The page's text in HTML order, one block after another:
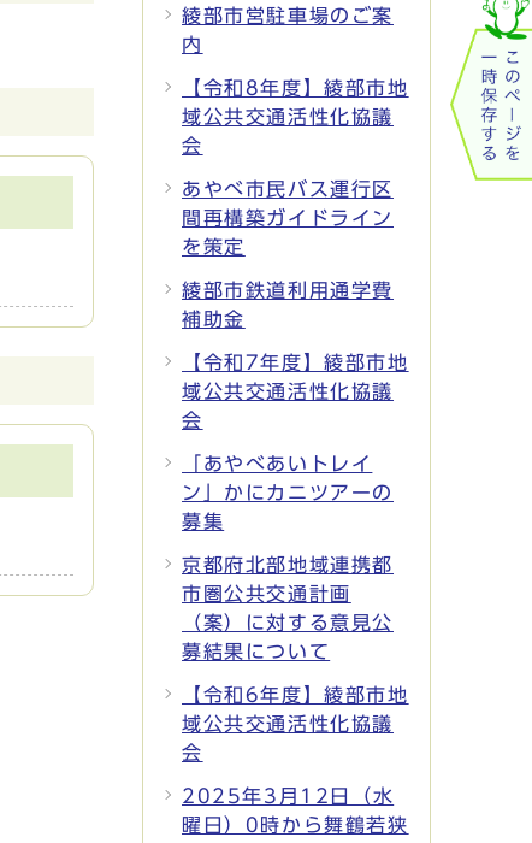
綾部市営駐車場のご案
内
【令和8年度】綾部市地
域公共交通活性化協議
会
あやべ市民バス運行区
間再構築ガイドライン
を策定
綾部市鉄道利用通学費
補助金
【令和7年度】綾部市地
域公共交通活性化協議
会
「あやべあいトレイ
ン」かにカニツアーの
募集
京都府北部地域連携都
市圏公共交通計画
（案）に対する意見公
募結果について
【令和6年度】綾部市地
域公共交通活性化協議
会
2025年3月12日（水
曜日）0時から舞鶴若狭